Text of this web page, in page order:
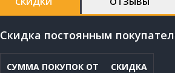
Cкидка постоянным
СУММА ПОКУПОК ОТ СКИДКА